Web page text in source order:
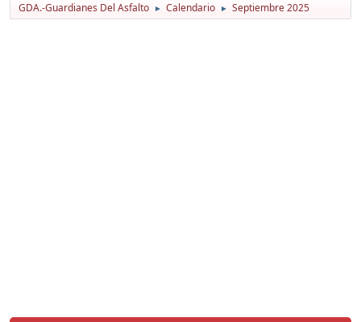
GDA.-Guardianes Del Asfalto ► Calendario ► Septiembre 2025